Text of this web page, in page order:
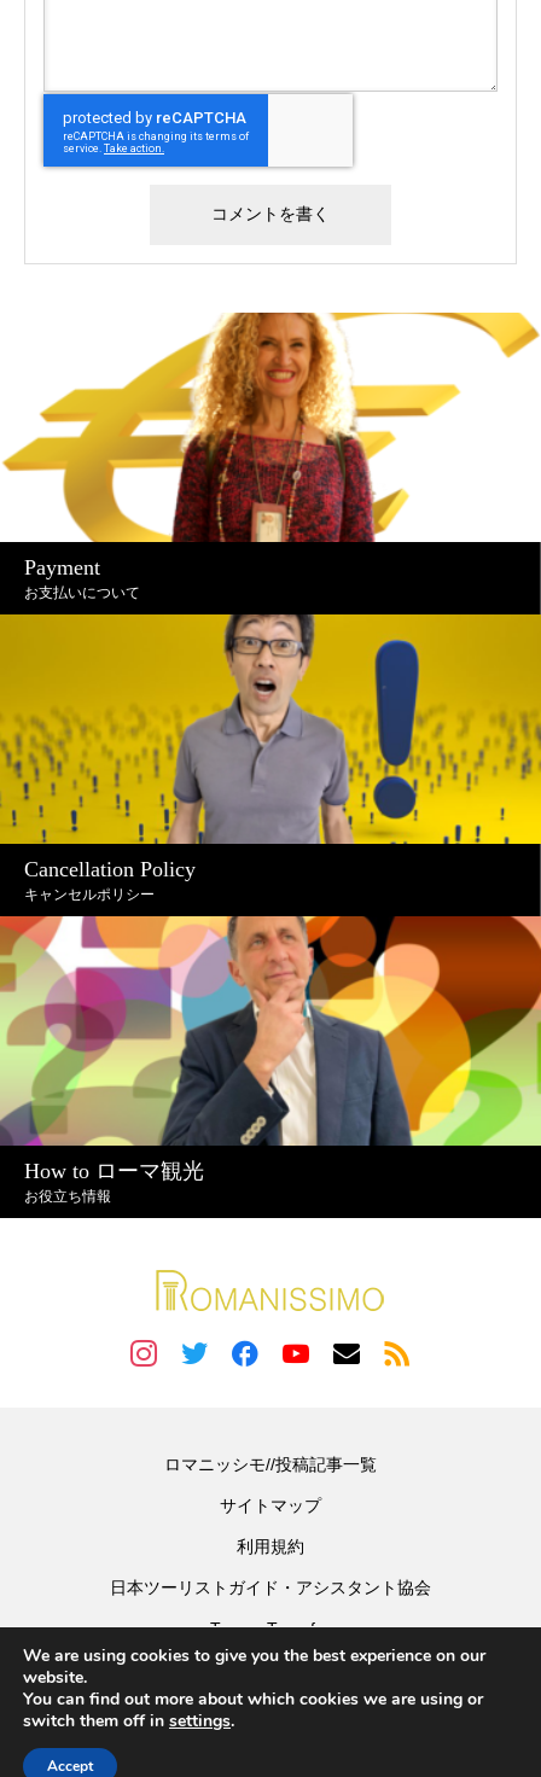
Payment
お支払いについて
Cancellation Policy
キャンセルポリシー
How to ローマ観光
お役立ち情報
ロマニッシモ//投稿記事一覧
サイトマップ
利用規約
日本ツーリストガイド・アシスタント協会
Tevere Transfer
Copyright © 2022 ロマニッシモ公式サイト
We are using cookies to give you the best experience on our
website.
You can find out more about which cookies we are using or
switch them off in settings.
Accept